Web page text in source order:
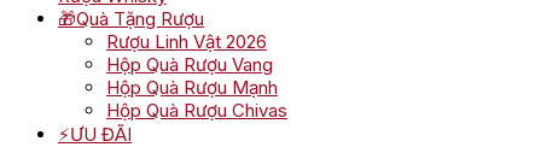
🎁Quà Tặng Rượu
Rượu Linh Vật 2026
Hộp Quà Rượu Vang
Hộp Quà Rượu Mạnh
Hộp Quà Rượu Chivas
⚡ƯU ĐÃI